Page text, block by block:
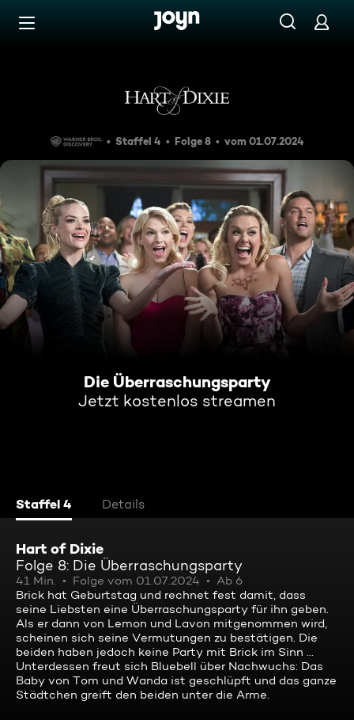
Zum Inhalt springen
Die Überraschungsparty
Staffel 4 Folge 8 vom 01.07.2024
Die Überraschungsparty
Jetzt kostenlos streamen
Staffel 4 Details
Hart of Dixie
Folge 8: Die Überraschungsparty
41 Min. Folge vom 01.07.2024
Ab 6
Brick hat Geburtstag und rechnet fest damit, dass
seine Liebsten eine Überraschungsparty für ihn geben.
Als er dann von Lemon und Lavon mitgenommen wird,
scheinen sich seine Vermutungen zu bestätigen. Die
beiden haben jedoch keine Party mit Brick im Sinn ...
Unterdessen freut sich Bluebell über Nachwuchs: Das
Baby von Tom und Wanda ist geschlüpft und das ganze
Städtchen greift den beiden unter die Arme.